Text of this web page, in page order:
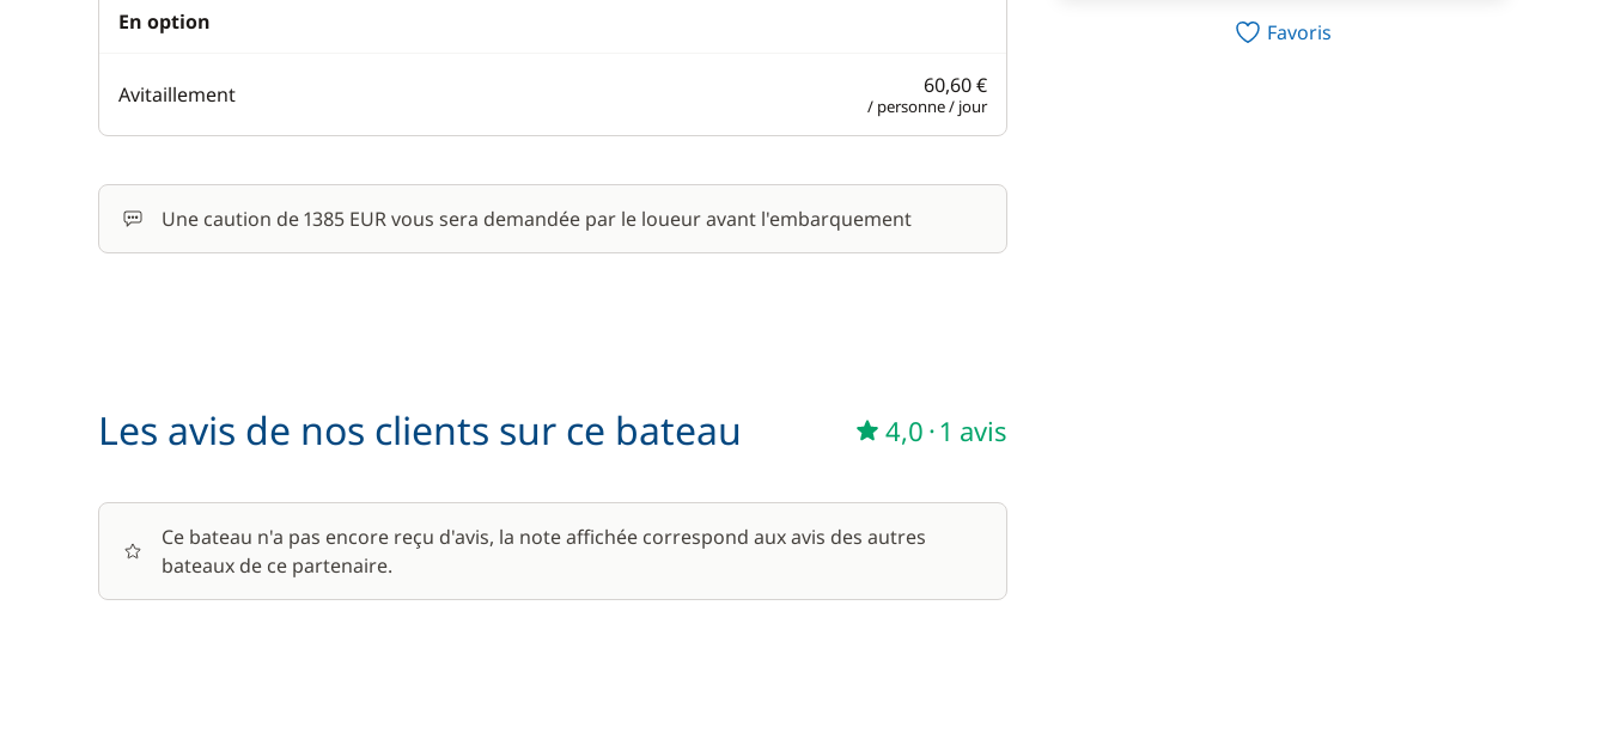
En option
Avitaillement 60,60 €
/ personne / jour
Une caution de 1385 EUR vous sera demandée par le loueur avant l'embarquement
Les avis de nos clients sur ce bateau 4,0 ·1 avis
Ce bateau n'a pas encore reçu d'avis, la note affichée correspond aux avis des autres
bateaux de ce partenaire.
Favoris